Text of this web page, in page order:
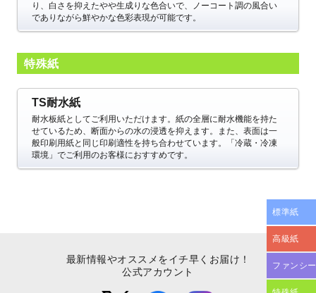
り、白さを抑えたやや生成りな色合いで、ノーコート調の風合い
でありながら鮮やかな色彩表現が可能です。
特殊紙
TS耐水紙
耐水板紙としてご利用いただけます。紙の全層に耐水機能を持た
せているため、断面からの水の浸透を抑えます。また、表面は一
般印刷用紙と同じ印刷適性を持ち合わせています。「冷蔵・冷凍
環境」でご利用のお客様におすすめです。
標準紙
高級紙
ファンシー
最新情報やオススメをイチ早くお届け！
公式アカウント